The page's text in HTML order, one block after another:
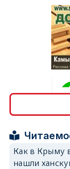
Как в Крыму
нашли